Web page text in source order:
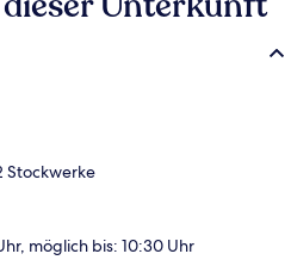
Stockwerke
möglich bis: 10:30 Uhr